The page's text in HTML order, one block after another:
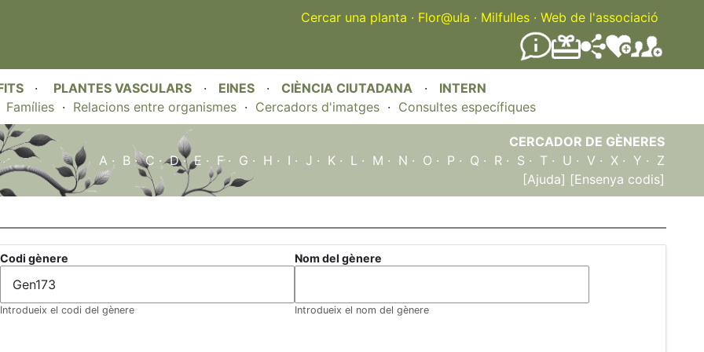
Cercar una planta · Flor@ula · Milfulles · Web de l'associació
· PLANTES VASCULARS · EINES · CIÈNCIA CIUTADANA · INTERN
Famílies· Relacions entre organismes· Cercadors d'imatges· Consultes específiques
CERCADOR DE GÈNERES
A · B ·C ·D·E · F· G · H · I · J · K · L · M · N · O · P · Q · R · S · T · U · V · X · Y · Z
[Ajuda] [Ensenya codis]
Codi gènere
Introdueix el codi del gènere
Nom del gènere
Introdueix el nom del gènere